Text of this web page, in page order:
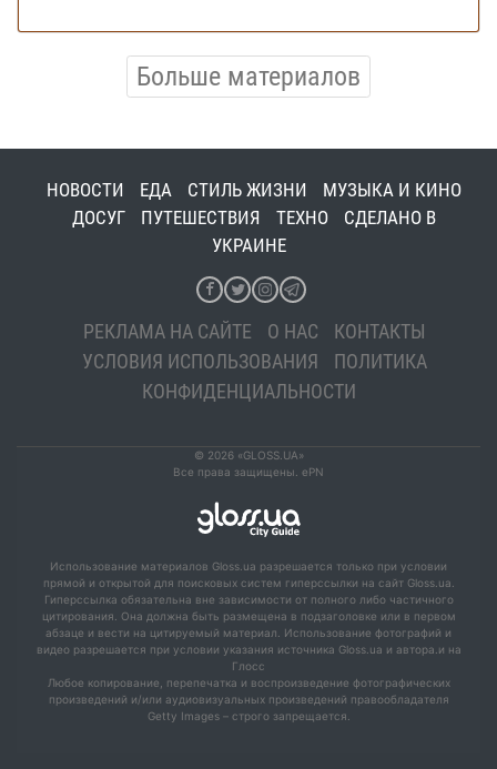
Больше материалов
НОВОСТИ ЕДА СТИЛЬ ЖИЗНИ
МУЗЫКА И КИНО
ДОСУГ
ПУТЕШЕСТВИЯ ТЕХНО
СДЕЛАНО В
УКРАИНЕ
РЕКЛАМА НА САЙТЕ О НАС
КОНТАКТЫ
УСЛОВИЯ ИСПОЛЬЗОВАНИЯ
ПОЛИТИКА
КОНФИДЕНЦИАЛЬНОСТИ
© 2026 «GLOSS.UA»
Все права защищены. ePN
Использование материалов Gloss.ua разрешается только при условии
прямой и открытой для поисковых систем гиперссылки на сайт Gloss.ua.
Гиперссылка обязательна вне зависимости от полного либо частичного
цитирования. Она должна быть размещена в подзаголовке или в первом
абзаце и вести на цитируемый материал. Использование фотографий и
видео разрешается при условии указания источника Gloss.ua и автора.и на
Глосс
Любое копирование, перепечатка и воспроизведение фотографических
произведений и/или аудиовизуальных произведений правообладателя
Getty Images – строго запрещается.